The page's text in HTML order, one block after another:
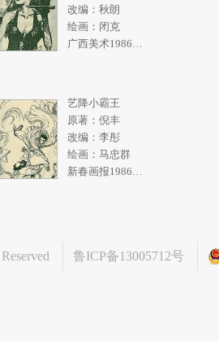
改编：秋朗
绘画：闭克
艺降小霸王
原著：倪丰
改编：李彤
绘画：马忠群
鲁ICP备13005712号